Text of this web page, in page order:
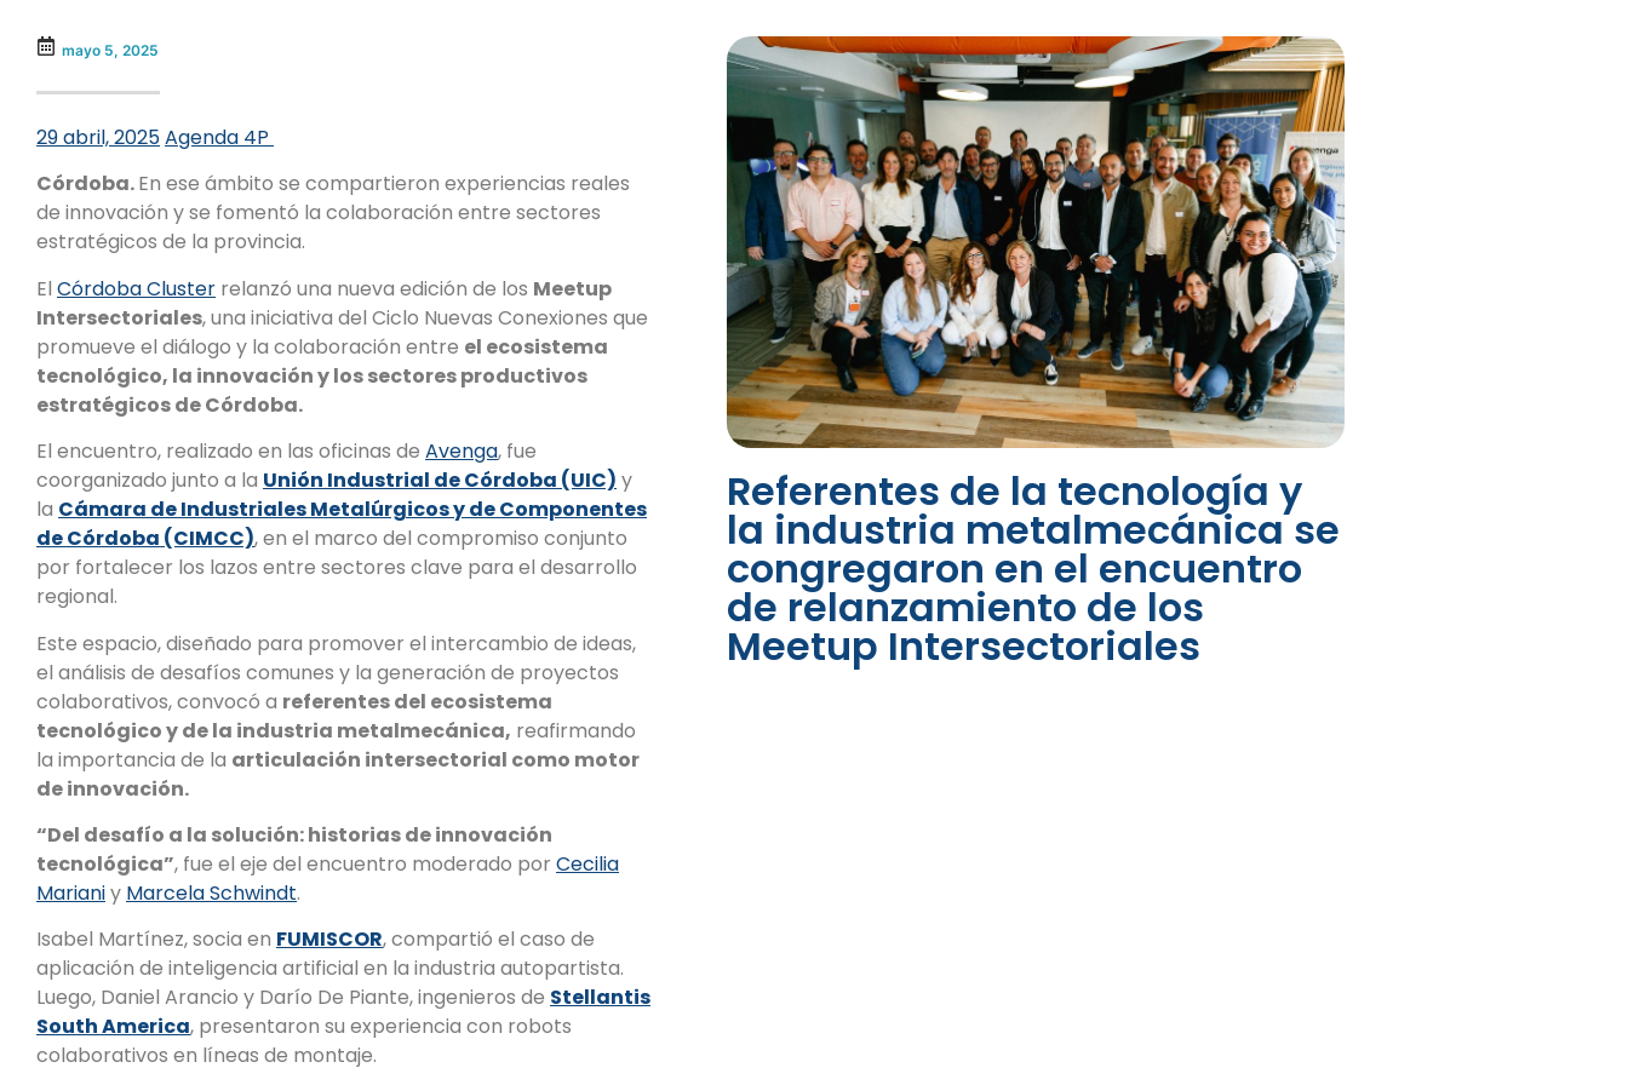
mayo 5, 2025
29 abril, 2025Agenda 4P
Córdoba.En ese ámbito se compartieron experiencias reales
de innovación y se fomentó la colaboración entre sectores
estratégicos de la provincia.
El Córdoba Cluster relanzó una nueva edición de los Meetup
Intersectoriales, una iniciativa del Ciclo Nuevas Conexiones que
promueve el diálogo y la colaboración entre el ecosistema
tecnológico, la innovación y los sectores productivos
estratégicos de Córdoba.
El encuentro, realizado en las oficinas de Avenga, fue
coorganizado junto a la Unión Industrial de Córdoba (UIC) y
la Cámara de Industriales Metalúrgicos y de Componentes
de Córdoba (CIMCC), en el marco del compromiso conjunto
por fortalecer los lazos entre sectores clave para el desarrollo
regional.
Este espacio, diseñado para promover el intercambio de ideas,
el análisis de desafíos comunes y la generación de proyectos
colaborativos, convocó a referentes del ecosistema
tecnológico y de la industria metalmecánica, reafirmando
la importancia de la articulación intersectorial como motor
de innovación.
“Del desafío a la solución: historias de innovación
tecnológica”, fue el eje del encuentro moderado por Cecilia
Marianiy Marcela Schwindt.
Isabel Martínez, socia en FUMISCOR, compartió el caso de
aplicación de inteligencia artificial en la industria autopartista.
Luego, Daniel Arancio y Darío De Piante, ingenieros de Stellantis
South America, presentaron su experiencia con robots
colaborativos en líneas de montaje.
Referentes de la tecnología y
la industria metalmecánica se
congregaron en el encuentro
de relanzamiento de los
Meetup Intersectoriales